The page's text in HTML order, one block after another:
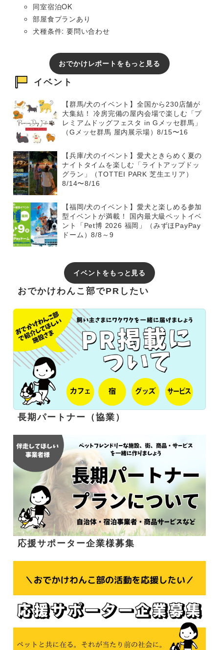
同室宿泊OK
部屋食プランあり
犬種条件: 要問い合わせ
おでかけレポートをもっと見る
イベント
【群馬/犬のイベント】全国から230店舗が
大集結！ 冷房完備の屋内会場で楽しむ「プ
レミアムドッグフェスタ in Gメッセ群馬」
（Gメッセ群馬 屋内展示場）8/15〜16
【兵庫/犬のイベント】愛犬ときらめく夏の
ナイトタイムを楽しむ「ライトアップドッ
グラン」（TOTTEI PARK 芝生エリア）
8/14〜8/16
【福岡/犬のイベント】愛犬と楽しめる参加
型イベントが満載！ 国内最大級ペットイベ
ント「Pet博 2026 福岡」（みずほPayPay
ドーム）8/8～9
イベントをもっと見る
おでかけわんこ部でPRしたい
長期パートナー（協業）
応援サポーター企業様募集